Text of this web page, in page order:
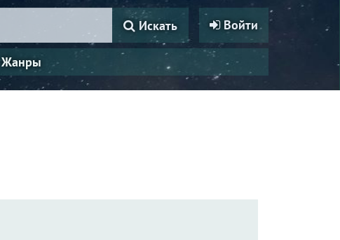
Войти
Искать
Жанры